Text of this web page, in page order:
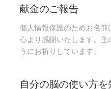
献金のご報告
個人情報保護のためお名
心より感謝いたします。主
うにお祈りしています。
自分の脳の使い方